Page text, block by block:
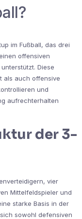
im Fußball, das drei
offensiven
Diese
als auch offensive
und
aufrechterhalten
der 3-
vier
Mittelfeldspieler und
starke Basis in der
sowohl defensiven